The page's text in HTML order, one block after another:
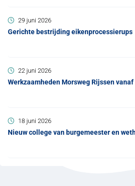
Gerichte bestrijding eikenprocessierups
29 juni 2026
Werkzaamheden Morsweg Rijssen
22 juni 2026
Nieuw college van burgemeester en
18 juni 2026